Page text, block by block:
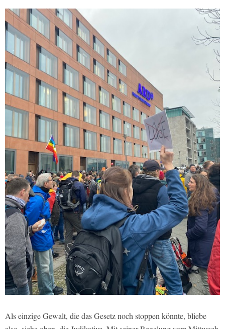
Als einzige Gewalt, die das Gesetz noch stoppen könnte, bliebe